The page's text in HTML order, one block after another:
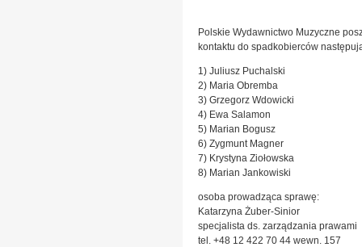
Polskie Wydawnictwo Muzyczne
kontaktu do spadkobierców
1) Juliusz Puchalski
2) Maria Obremba
3) Grzegorz Wdowicki
4) Ewa Salamon
5) Marian Bogusz
6) Zygmunt Magner
7) Krystyna Ziołowska
8) Marian Jankowiski
osoba prowadząca sprawę:
Katarzyna Żuber-Sinior
specjalista ds. zarządzania prawami
tel. +48 12 422 70 44 wewn. 157